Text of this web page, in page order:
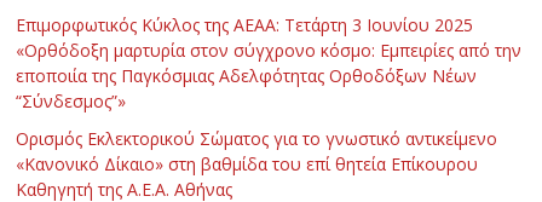
Επιμορφωτικός Κύκλος της ΑΕΑΑ: Τετάρτη 3 Ιουνίου 2025
«Ορθόδοξη μαρτυρία στον σύγχρονο κόσμο: Εμπειρίες από την
εποποιία της Παγκόσμιας Αδελφότητας Ορθοδόξων Νέων
“Σύνδεσμος”»
Ορισμός Εκλεκτορικού Σώματος για το γνωστικό αντικείμενο
«Κανονικό Δίκαιο» στη βαθμίδα του επί θητεία Επίκουρου
Καθηγητή της Α.Ε.Α. Αθήνας